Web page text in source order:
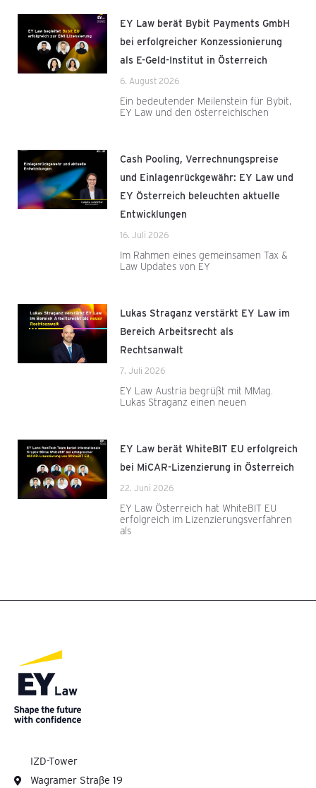
EY Law berät Bybit Payments GmbH
bei erfolgreicher Konzessionierung
als E-Geld-Institut in Österreich
6. August 2026
Ein bedeutender Meilenstein für Bybit,
EY Law und den österreichischen
Cash Pooling, Verrechnungspreise
und Einlagenrückgewähr: EY Law und
EY Österreich beleuchten aktuelle
Entwicklungen
16. Juli 2026
Im Rahmen eines gemeinsamen Tax &
Law Updates von EY
Lukas Straganz verstärkt EY Law im
Bereich Arbeitsrecht als
Rechtsanwalt
7. Juli 2026
EY Law Austria begrüßt mit MMag.
Lukas Straganz einen neuen
EY Law berät WhiteBIT EU erfolgreich
bei MiCAR-Lizenzierung in Österreich
22. Juni 2026
EY Law Österreich hat WhiteBIT EU
erfolgreich im Lizenzierungsverfahren
als
IZD-Tower
Wagramer Straße 19